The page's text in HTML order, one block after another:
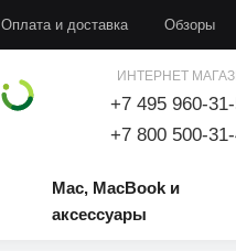
Оплата и доставка Обзоры
ИНТЕРНЕТ
+7 495 960-
+7 800 500-
Mac, MacBook и
аксессуары